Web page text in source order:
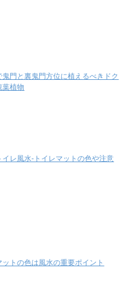
鬼門と裏鬼門方位に植えるべきドク
葉植物
イレ風水-トイレマットの色や注意
ットの色は風水の重要ポイント